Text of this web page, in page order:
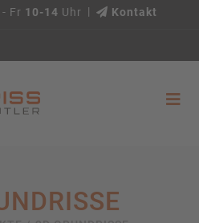
Fr 10-14 Uhr Kontakt